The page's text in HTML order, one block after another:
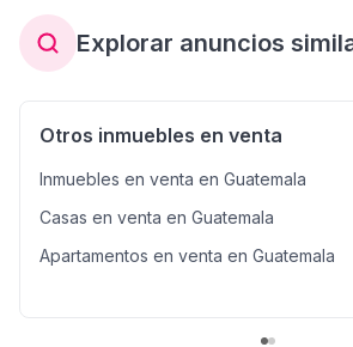
Explorar anuncios
Otros inmuebles en venta
Inmuebles en venta en Guatemala
Casas en venta en Guatemala
Apartamentos en venta en Guatemala